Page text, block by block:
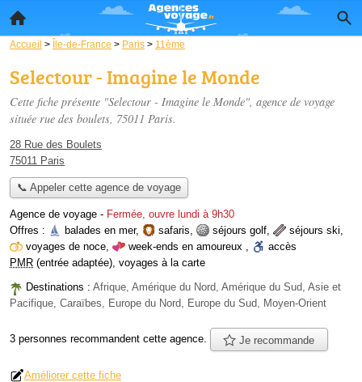
Accueil > Île-de-France > Paris > 11ème
Selectour - Imagine le Monde
Cette fiche présente "Selectour - Imagine le Monde", agence de voyage
située rue des boulets, 75011 Paris.
28 Rue des Boulets
75011 Paris
📞 Appeler cette agence de voyage
Agence de voyage - Fermée, ouvre lundi à 9h30
Offres :
balades en mer, safaris, séjours golf, séjours ski,
voyages de noce, week-ends en amoureux ,
accès
PMR (entrée adaptée), voyages à la carte
Destinations : Afrique, Amérique du Nord, Amérique du Sud, Asie et
Pacifique, Caraïbes, Europe du Nord, Europe du Sud, Moyen-Orient
3 personnes recommandent cette agence. Je recommande
Améliorer cette fiche